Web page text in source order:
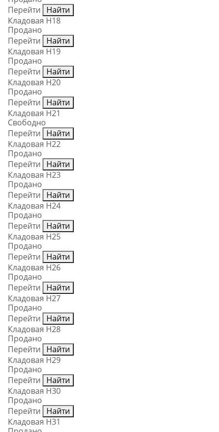
Перейти
Найти
Кладовая Н18
Продано
Перейти
Найти
Кладовая Н19
Продано
Перейти
Найти
Кладовая Н20
Продано
Перейти
Найти
Кладовая Н21
Свободно
Перейти
Найти
Кладовая Н22
Продано
Перейти
Найти
Кладовая Н23
Продано
Перейти
Найти
Кладовая Н24
Продано
Перейти
Найти
Кладовая Н25
Продано
Перейти
Найти
Кладовая Н26
Продано
Перейти
Найти
Кладовая Н27
Продано
Перейти
Найти
Кладовая Н28
Продано
Перейти
Найти
Кладовая Н29
Продано
Перейти
Найти
Кладовая Н30
Продано
Перейти
Найти
Кладовая Н31